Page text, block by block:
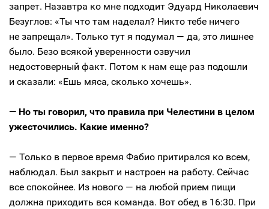
запрет. Назавтра ко мне подходит Эдуард Николаевич
Безуглов: «Ты что там наделал? Никто тебе ничего
не запрещал». Только тут я подумал — да, это лишнее
было. Безо всякой уверенности озвучил
недостоверный факт. Потом к нам еще раз подошли
и сказали: «Ешь мяса, сколько хочешь».
— Но ты говорил, что правила при Челестини в целом
ужесточились. Какие именно?
— Только в первое время Фабио притирался ко всем,
наблюдал. Был закрыт и настроен на работу. Сейчас
все спокойнее. Из нового — на любой прием пищи
должна приходить вся команда. Вот обед в 16:30. При